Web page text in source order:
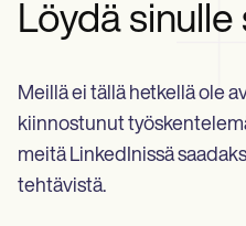
Löydä
Meillä ei tällä hetkellä ole
kiinnostunut
meitä LinkedInissä
tehtävistä.